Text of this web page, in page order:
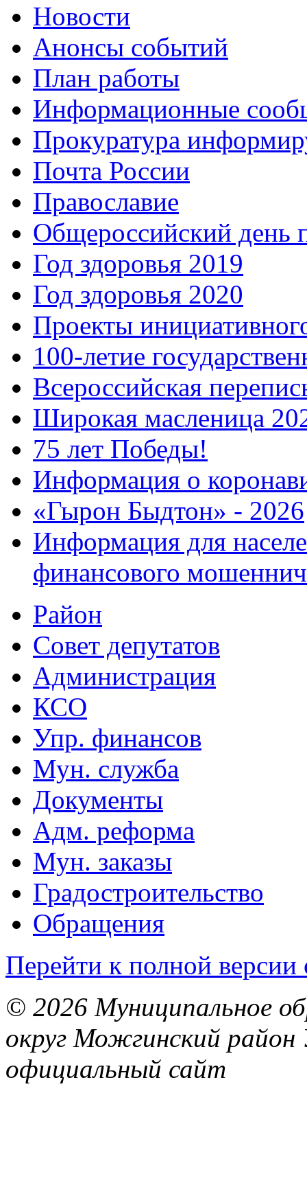
Новости
Анонсы событий
План работы
Информационные
Прокуратура
Почта России
Православие
Общероссийский день
Год здоровья 2019
Год здоровья 2020
Проекты
100-летие
Всероссийская
Широкая масленица
75 лет Победы!
Информация о
«Гырон Быдтон» - 2026
Информация для
финансового
Район
Совет депутатов
Администрация
КСО
Упр. финансов
Мун. служба
Документы
Адм. реформа
Мун. заказы
Градостроительство
Обращения
Перейти к полной версии
© 2026 Муниципальное
округ Можгинский район
официальный сайт